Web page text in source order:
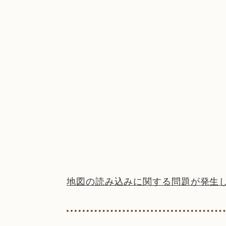
地図の読み込みに関する問題が発生